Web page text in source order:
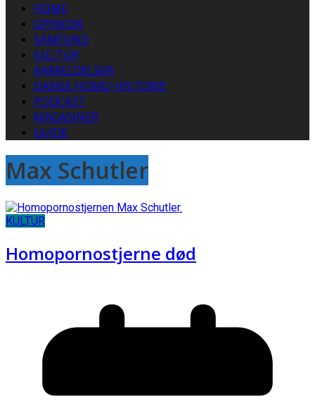
HOME
OPINION
SAMFUND
KULTUR
ANMELDELSER
DANSK HOMO-HISTORIE
PODCAST
MAGASINER
GUIDE
Max Schutler
KULTUR
Homopornostjerne død